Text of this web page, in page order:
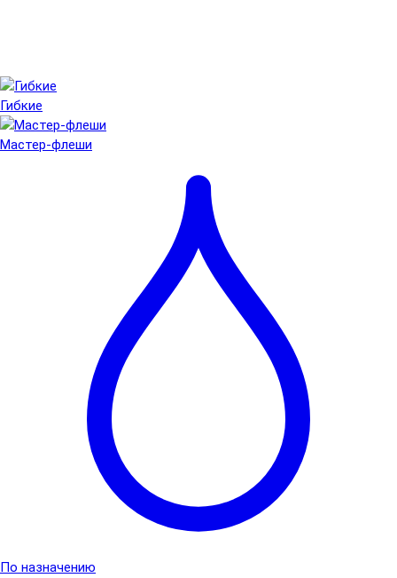
Гибкие
Мастер-флеши
По назначению